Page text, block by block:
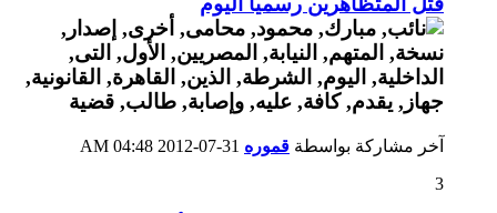
آخر مشاركة بواسطة قموره
04:48 AM
3